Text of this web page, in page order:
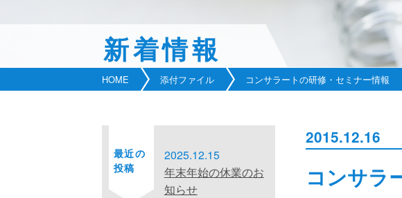
新着情報
HOME 添付ファイル コンサラートの研修・セミナー情報
2015.12.16
コンサラ
最近の
投稿
2025.12.15
年末年始の休業のお
知らせ